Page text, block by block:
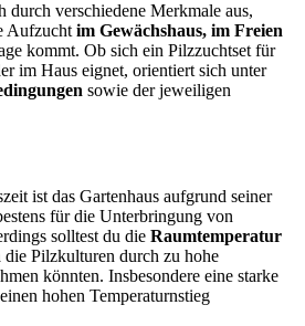
durch verschiedene Merkmale aus,
Aufzucht im Gewächshaus, im Freien
kommt. Ob sich ein Pilzzuchtset für
im Haus eignet, orientiert sich unter
sowie der jeweiligen
ist das Gartenhaus aufgrund seiner
für die Unterbringung von
solltest du die Raumtemperatur
Pilzkulturen durch zu hohe
könnten. Insbesondere eine starke
hohen Temperaturnstieg